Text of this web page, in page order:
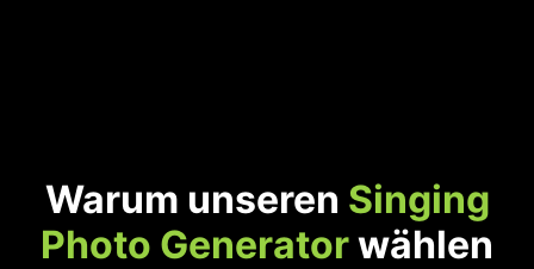
Warum unseren Singing
Photo Generatorwählen